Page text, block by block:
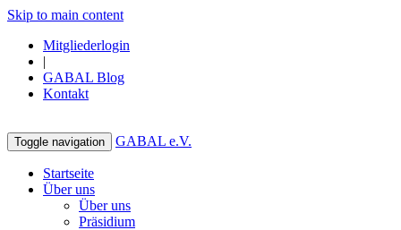
Skip to main content
Mitgliederlogin
|
GABAL Blog
Kontakt
Toggle navigation GABAL e.V.
Startseite
Über uns
Über uns
Präsidium